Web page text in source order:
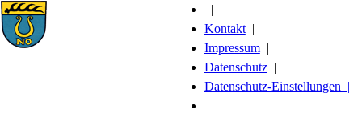
|
Kontakt|
Impressum|
Datenschutz|
Datenschutz-Einstellungen |